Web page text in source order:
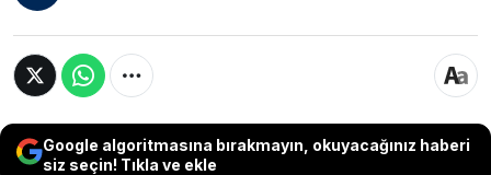
Google algoritmasına bırakmayın, okuyacağınız haberi
siz seçin! Tıkla ve ekle